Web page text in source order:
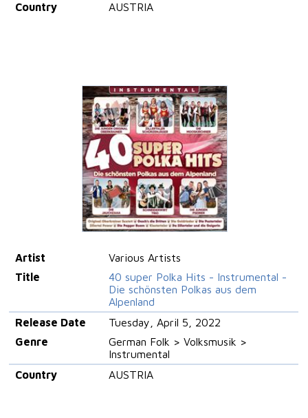
Country
AUSTRIA
Artist
Various Artists
Title
40 super Polka Hits - Instrumental -
Die schönsten Polkas aus dem
Alpenland
Release Date
Tuesday, April 5, 2022
Genre
German Folk > Volksmusik >
Instrumental
Country
AUSTRIA